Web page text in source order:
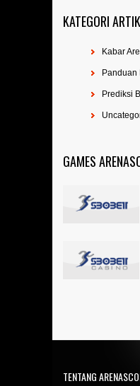
KATEGORI
Kabar
Panduan
Prediksi
GAMES
TENTANG